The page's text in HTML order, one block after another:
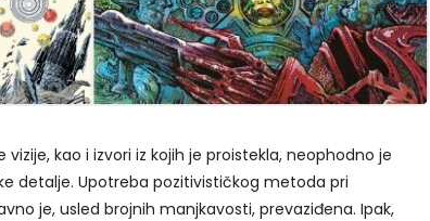
kao i izvori iz kojih je proistekla, neophodno je
detalje. Upotreba pozitivističkog metoda pri
je, usled brojnih manjkavosti, prevaziđena. Ipak,